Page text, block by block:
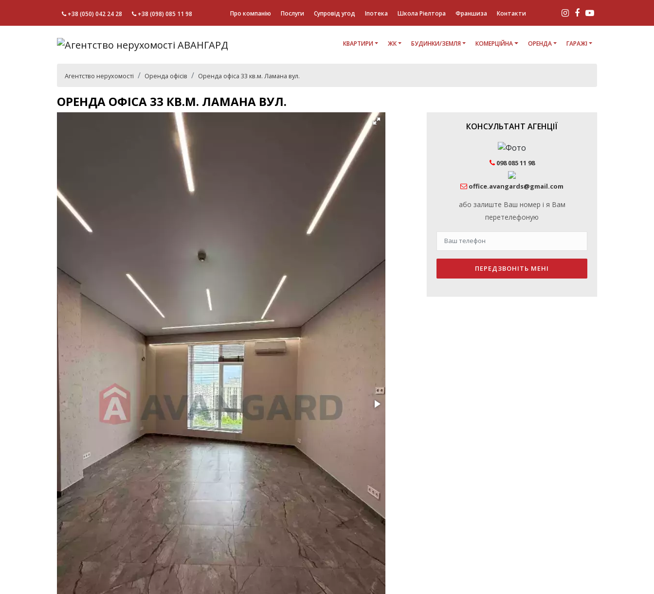
+38 (050) 042 24 28 +38 (098) 085 11 98 Про компанію Послуги Супровід угод Іпотека Школа Ріелтора Франшиза Контакти
КВАРТИРИ ЖК БУДИНКИ/ЗЕМЛЯ КОМЕРЦІЙНА ОРЕНДА ГАРАЖІ
Агентство нерухомості Оренда офісів Оренда офіса 33 кв.м. Ламана вул.
ОРЕНДА ОФІСА 33 КВ.М. ЛАМАНА ВУЛ.
КОНСУЛЬТАНТ АГЕНЦІЇ
098 085 11 98
office.avangards@gmail.com
або залиште Ваш номер і я Вам
перетелефоную
ПЕРЕДЗВОНІТЬ МЕНІ